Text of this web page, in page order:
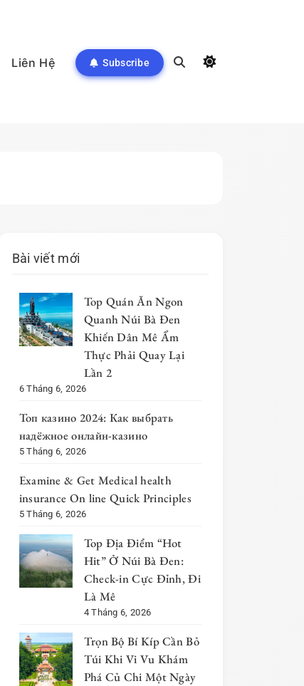
Liên Hệ Subscribe
Bài viết mới
Top Quán Ăn Ngon
Quanh Núi Bà Đen
Khiến Dân Mê Ẩm
Thực Phải Quay Lại
Lần 2
6 Tháng 6, 2026
Топ казино 2024: Как выбрать
надёжное онлайн-казино
5 Tháng 6, 2026
Examine & Get Medical health
insurance On line Quick Principles
5 Tháng 6, 2026
Top Địa Điểm “Hot
Hit” Ở Núi Bà Đen:
Check-in Cực Đỉnh, Đi
Là Mê
4 Tháng 6, 2026
Trọn Bộ Bí Kíp Cần Bỏ
Túi Khi Vi Vu Khám
Phá Củ Chi Một Ngày